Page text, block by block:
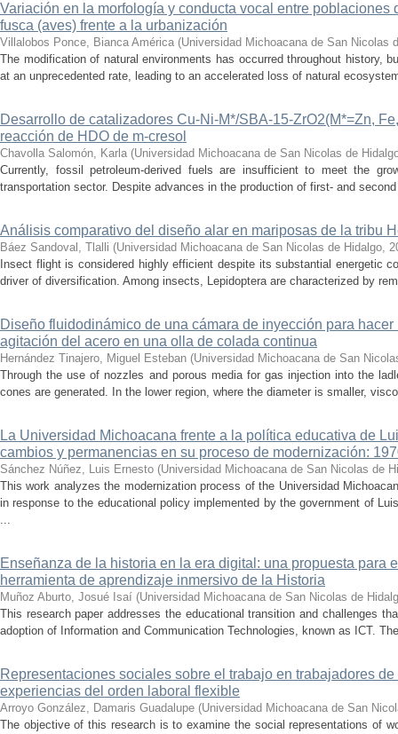
Variación en la morfología y conducta vocal entre poblaciones
fusca (aves) frente a la urbanización
Villalobos Ponce, Bianca América (Universidad Michoacana de San Nicolas
The modification of natural environments has occurred throughout history,
at an unprecedented rate, leading to an accelerated loss of natural
Desarrollo de catalizadores Cu-Ni-M*/SBA-15-ZrO2(M*=Zn,
reacción de HDO de m-cresol
Chavolla Salomón, Karla (Universidad Michoacana de San Nicolas de
Currently, fossil petroleum-derived fuels are insufficient to meet the
transportation sector. Despite advances in the production of first- and
Análisis comparativo del diseño alar en mariposas de la tribu
Báez Sandoval, Tlalli (Universidad Michoacana de San Nicolas de Hidalgo,
Insect flight is considered highly efficient despite its substantial energetic
driver of diversification. Among insects, Lepidoptera are characterized by
Diseño fluidodinámico de una cámara de inyección para
agitación del acero en una olla de colada continua
Hernández Tinajero, Miguel Esteban (Universidad Michoacana de San
Through the use of nozzles and porous media for gas injection into the
cones are generated. In the lower region, where the diameter is smaller,
La Universidad Michoacana frente a la política educativa de
cambios y permanencias en su proceso de modernización:
Sánchez Núñez, Luis Ernesto (Universidad Michoacana de San Nicolas de
This work analyzes the modernization process of the Universidad
in response to the educational policy implemented by the government of
...
Enseñanza de la historia en la era digital: una propuesta para
herramienta de aprendizaje inmersivo de la Historia
Muñoz Aburto, Josué Isaí (Universidad Michoacana de San Nicolas de
This research paper addresses the educational transition and challenges
adoption of Information and Communication Technologies, known as ICT.
Representaciones sociales sobre el trabajo en trabajadores
experiencias del orden laboral flexible
Arroyo González, Damaris Guadalupe (Universidad Michoacana de San
The objective of this research is to examine the social representations of